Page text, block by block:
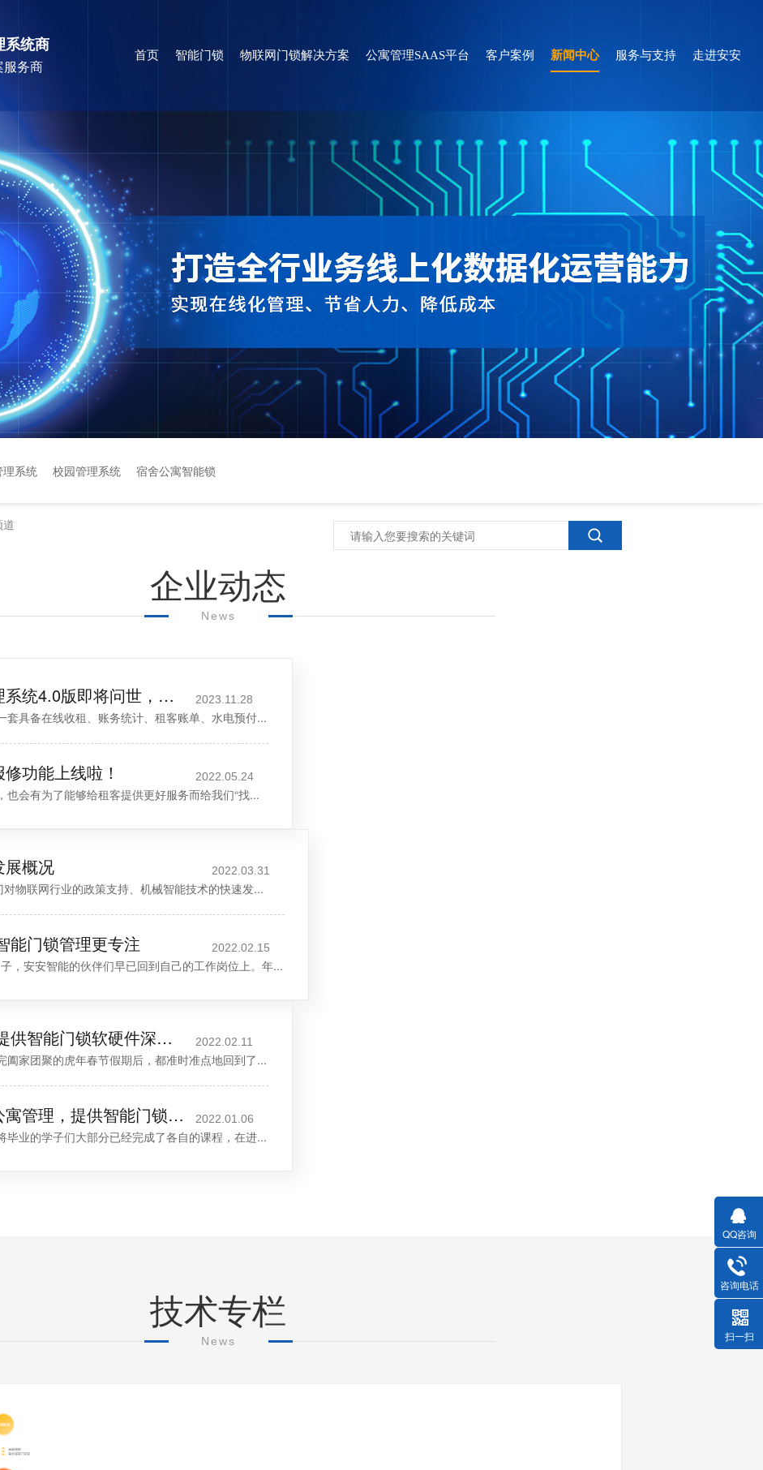
系统商
服务商
首页 智能门锁 物联网门锁解决方案 公寓管理SAAS平台 客户案例 新闻中心 服务与支持 走进安安
理系统 校园管理系统 宿舍公寓智能锁
道
企业动态
News
寓小弟智能公寓管理系统4.0版即将问世，公寓管理再升级！ 2023.11.28
套具备在线收租、账务统计、租客账单、水电预付...
功能上线啦！ 2022.05.24
也会有为了能够给租客提供更好服务而给我们“找...
展概况 2022.03.31
物联网行业的政策支持、机械智能技术的快速发...
能门锁管理更专注 2022.02.15
，安安智能的伙伴们早已回到自己的工作岗位上。年...
虎年大吉 安安智能提供智能门锁软硬件深度服务升级 2022.02.11
阖家团聚的虎年春节假期后，都准时准点地回到了...
安安智能助力人才公寓管理，提供智能门锁平台服务 2022.01.06
毕业的学子们大部分已经完成了各自的课程，在进...
技术专栏
News
QQ咨询
咨询电话
扫一扫